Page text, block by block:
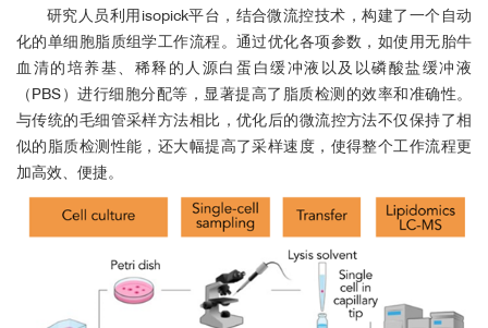
研究人员利用isopick平台，结合微流控技术，构建了一个自动
化的单细胞脂质组学工作流程。通过优化各项参数，如使用无胎牛
血清的培养基、稀释的人源白蛋白缓冲液以及以磷酸盐缓冲液
（PBS）进行细胞分配等，显著提高了脂质检测的效率和准确性。
与传统的毛细管采样方法相比，优化后的微流控方法不仅保持了相
似的脂质检测性能，还大幅提高了采样速度，使得整个工作流程更
加高效、便捷。
University of Washington
Centre de Regulacio Genomica (CRG)
Louisiana State University Health Shreveport
Czech Center for Phenogemics (BIOCEV)
University Hospital Heidelberg